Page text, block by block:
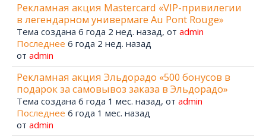
Рекламная акция Mastercard «VIP-привилегии
в легендарном универмаге Au Pont Rouge»
Тема создана 6 года 2 нед. назад, от admin
Последнее 6 года 2 нед. назад
от admin
Рекламная акция Эльдорадо «500 бонусов в
подарок за самовывоз заказа в Эльдорадо»
Тема создана 6 года 1 мес. назад, от admin
Последнее 6 года 1 мес. назад
от admin